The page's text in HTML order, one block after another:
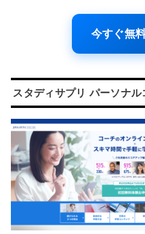
今すぐ無
スタディサプリ パーソナ